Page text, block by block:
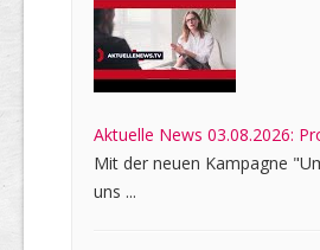
Aktuelle News 03.08.2026:
Mit der neuen Kampagne
uns ...